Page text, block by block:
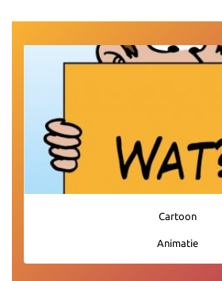
Cartoon
Animatie